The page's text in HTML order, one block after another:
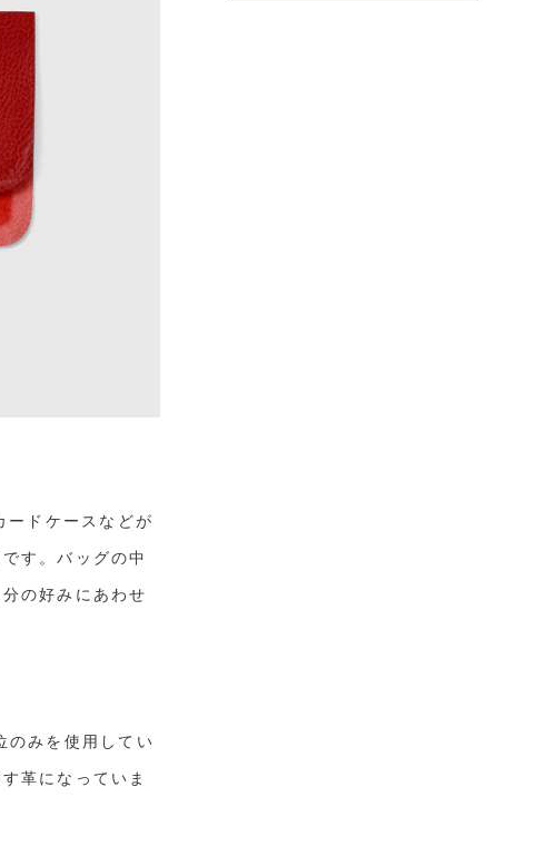
ドケースなどが
す。バッグの中
の好みにあわせ
のみを使用してい
革になっていま